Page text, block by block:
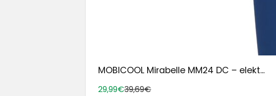
MOBICOOL Mirabelle MM24 DC – elekt...
29,99€39,69€